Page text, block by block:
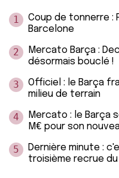
1
Coup de tonnerre :
Barcelone
2
Mercato Barça :
désormais bouclé !
3
Officiel : le Barça
milieu de terrain
4
Mercato : le Barça
M€ pour son
5
Dernière minute :
troisième recrue du